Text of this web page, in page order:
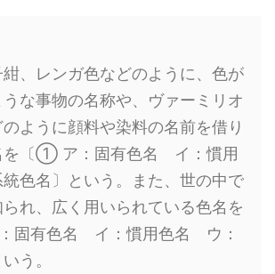
、レンガ色などのように、色が
な事物の名称や、ヴァーミリオ
ように顔料や染料の名前を借り
を〔➀ ア：固有色名 イ：慣用
色名〕という。また、世の中で
れ、広く用いられている色名を
固有色名 イ：慣用色名 ウ：
う。